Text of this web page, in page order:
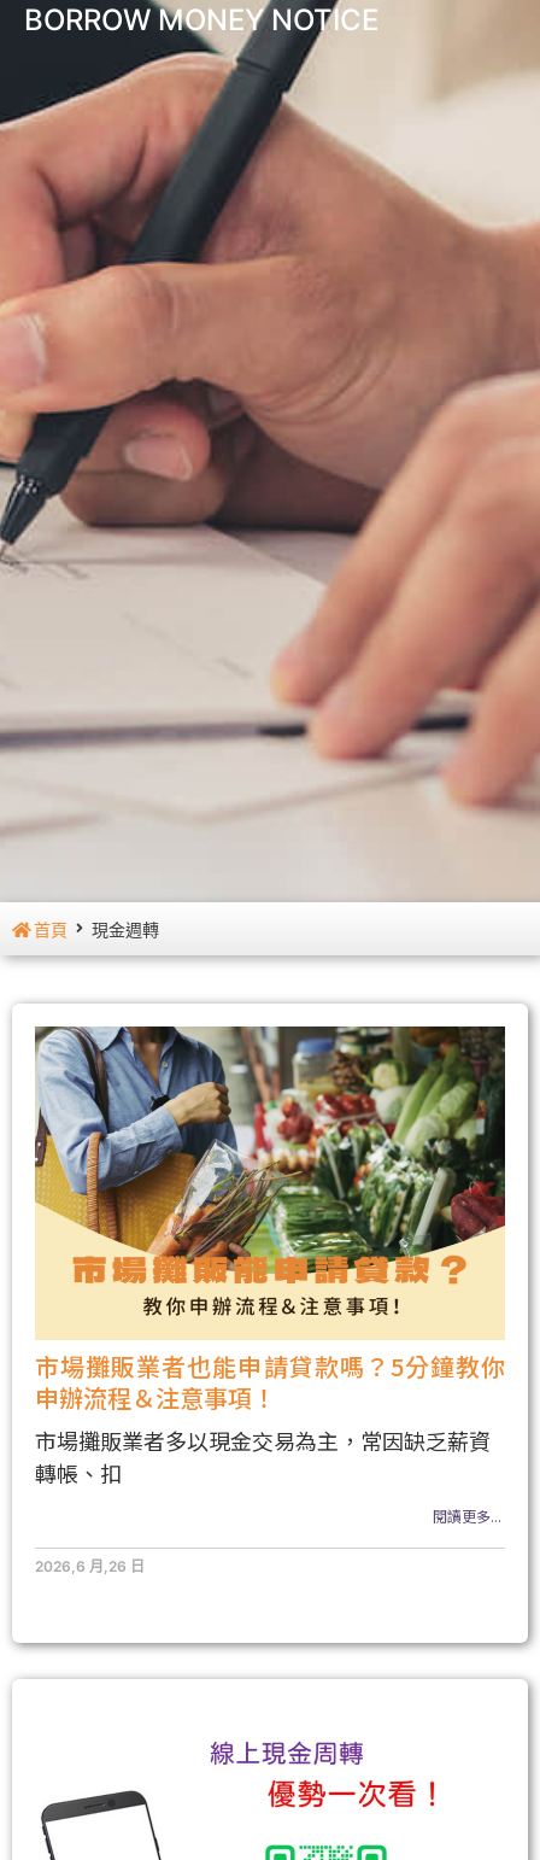
BORROW MONEY NOTICE
首頁 現金週轉
市場攤販業者也能申請貸款嗎？5分鐘教你
申辦流程＆注意事項！
市場攤販業者多以現金交易為主，常因缺乏薪資
轉帳、扣
閱讀更多...
2026,6 月,26 日